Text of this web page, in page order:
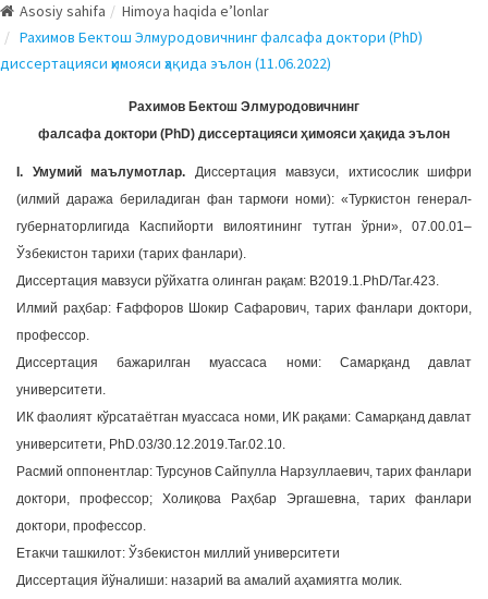
g
l
e
a
i
g
a
t
i
o
n
Asosiy sahifa
Himoya haqida e’lonlar
Рахимов Бектош Элмуродовичнинг фалсафа доктори (PhD)
диссертацияси ҳимояси ҳақида эълон (11.06.2022)
Рахимов Бектош Элмуродовичнинг
фалсафа доктори (PhD) диссертацияси ҳимояси ҳақида эълон
I. Умумий маълумотлар. Диссертация мавзуси, ихтисослик шифри
(илмий даража бериладиган фан тармоғи номи): «Туркистон генерал-
губернаторлигида Каспийорти вилоятининг тутган ўрни», 07.00.01–
Ўзбекистон тарихи (тарих фанлари).
Диссертация мавзуси рўйхатга олинган рақам: В2019.1.PhD/Tar.423.
Илмий раҳбар: Ғаффоров Шокир Сафарович, тарих фанлари доктори,
профессор.
Диссертация бажарилган муассаса номи: Самарқанд давлат
университети.
ИК фаолият кўрсатаётган муассаса номи, ИК рақами: Самарқанд давлат
университети, PhD.03/30.12.2019.Tar.02.10.
Расмий оппонентлар: Турсунов Сайпулла Нарзуллаевич, тарих фанлари
доктори, профессор; Холиқова Раҳбар Эргашевна, тарих фанлари
доктори, профессор.
Етакчи ташкилот: Ўзбекистон миллий университети
Диссертация йўналиши: назарий ва амалий аҳамиятга молик.